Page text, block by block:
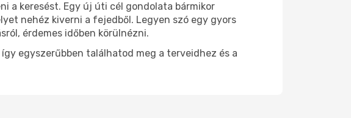
a keresést. Egy új úti cél gondolata bármikor
nehéz kiverni a fejedből. Legyen szó egy gyors
érdemes időben körülnézni.
egyszerűbben találhatod meg a terveidhez és a